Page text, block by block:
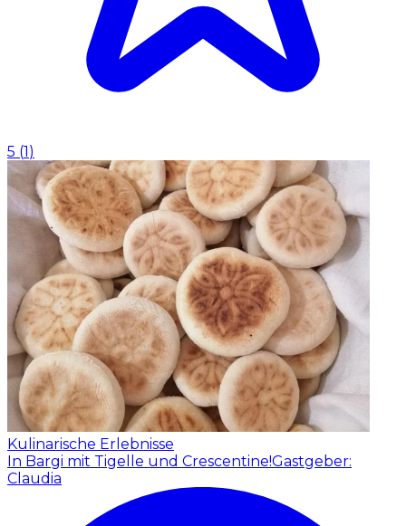
5 (1)
Kulinarische Erlebnisse
In Bargi mit Tigelle und Crescentine!Gastgeber:
Claudia